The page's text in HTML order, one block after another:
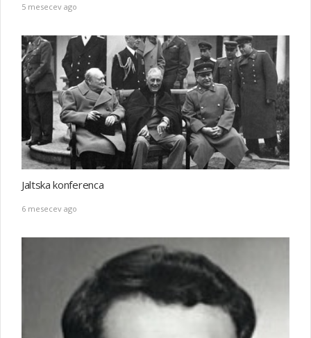
5 mesecev ago
Jaltska konferenca
6 mesecev ago